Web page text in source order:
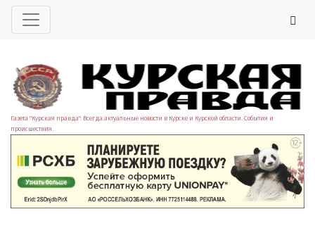
Газета "Курская правда". Всегда актуальные новости в Курске и Курской области. События и
происшествия.